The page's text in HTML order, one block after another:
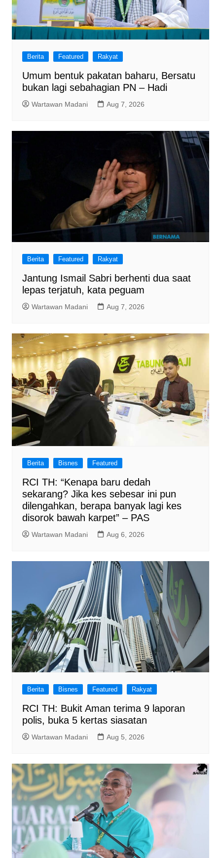
Berita Featured Rakyat
Umum bentuk pakatan baharu, Bersatu
bukan lagi sebahagian PN – Hadi
Wartawan Madani Aug 7, 2026
Berita Featured Rakyat
Jantung Ismail Sabri berhenti dua saat
lepas terjatuh, kata peguam
Wartawan Madani Aug 7, 2026
Berita Bisnes Featured
RCI TH: “Kenapa baru dedah
sekarang? Jika kes sebesar ini pun
dilengahkan, berapa banyak lagi kes
disorok bawah karpet” – PAS
Wartawan Madani Aug 6, 2026
Berita Bisnes Featured Rakyat
RCI TH: Bukit Aman terima 9 laporan
polis, buka 5 kertas siasatan
Wartawan Madani Aug 5, 2026